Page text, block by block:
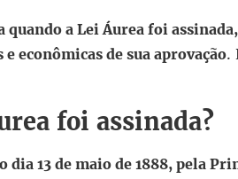
quando a Lei Áurea foi
econômicas de sua aprovação.
foi assinada?
dia 13 de maio de 1888, pela